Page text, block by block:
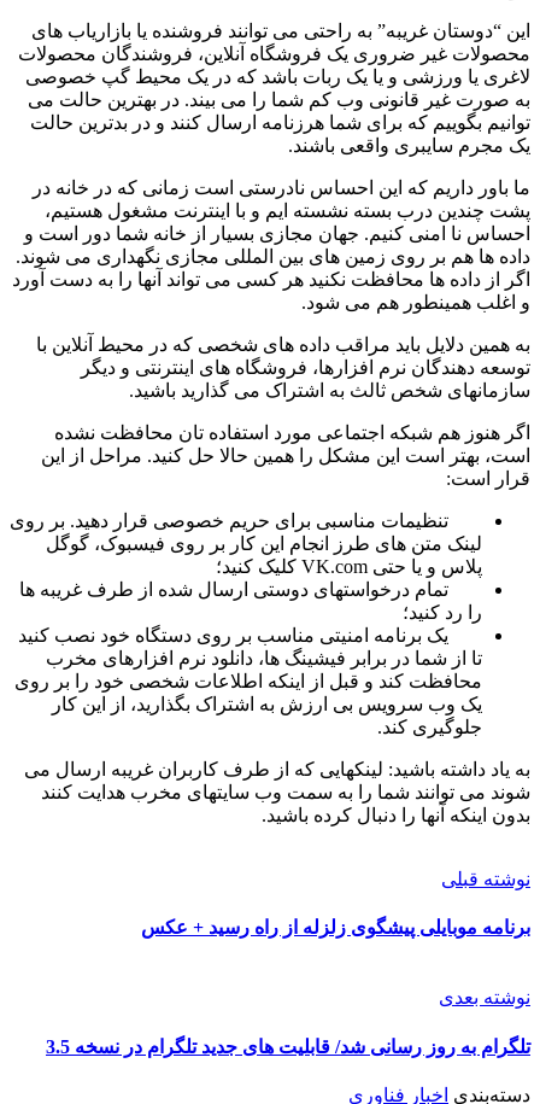
این “دوستان غریبه” به راحتی می توانند فروشنده یا بازاریاب های
محصولات غیر ضروری یک فروشگاه آنلاین، فروشندگان محصولات
لاغری یا ورزشی و یا یک ربات باشد که در یک محیط گپ خصوصی
به صورت غیر قانونی وب کم شما را می بیند. در بهترین حالت می
توانیم بگوییم که برای شما هرزنامه ارسال کنند و در بدترین حالت
یک مجرم سایبری واقعی باشند.
ما باور داریم که این احساس نادرستی است زمانی که در خانه در
پشت چندین درب بسته نشسته ایم و با اینترنت مشغول هستیم،
احساس نا امنی کنیم. جهان مجازی بسیار از خانه شما دور است و
داده ها هم بر روی زمین های بین المللی مجازی نگهداری می شوند.
اگر از داده ها محافظت نکنید هر کسی می تواند آنها را به دست آورد
و اغلب همینطور هم می شود.
به همین دلایل باید مراقب داده های شخصی که در محیط آنلاین با
توسعه دهندگان نرم افزارها، فروشگاه های اینترنتی و دیگر
سازمانهای شخص ثالث به اشتراک می گذارید باشید.
اگر هنوز هم شبکه اجتماعی مورد استفاده تان محافظت نشده
است، بهتر است این مشکل را همین حالا حل کنید. مراحل از این
قرار است:
تنظیمات مناسبی برای حریم خصوصی قرار دهید. بر روی
لینک متن های طرز انجام این کار بر روی فیسبوک، گوگل
پلاس و یا حتی VK.com کلیک کنید؛
تمام درخواستهای دوستی ارسال شده از طرف غریبه ها
را رد کنید؛
یک برنامه امنیتی مناسب بر روی دستگاه خود نصب کنید
تا از شما در برابر فیشینگ ها، دانلود نرم افزارهای مخرب
محافظت کند و قبل از اینکه اطلاعات شخصی خود را بر روی
یک وب سرویس بی ارزش به اشتراک بگذارید، از این کار
جلوگیری کند.
به یاد داشته باشید: لینکهایی که از طرف کاربران غریبه ارسال می
شوند می توانند شما را به سمت وب سایتهای مخرب هدایت کنند
بدون اینکه آنها را دنبال کرده باشید.
نوشته قبلی
برنامه موبایلی پیشگوی زلزله از راه رسید + عکس
نوشته بعدی
تلگرام به روز رسانی شد/ قابلیت های جدید تلگرام در نسخه 3.5
دسته‌بندی اخبار فناوری